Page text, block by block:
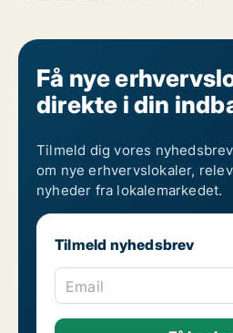
Få nye
direkte i din
Tilmeld dig vores
om nye erhvervslokaler,
nyheder fra lokalemarkedet.
Tilmeld nyhedsbrev
Email